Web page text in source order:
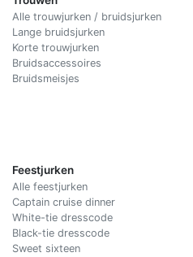
Alle trouwjurken / bruidsjurken
Lange bruidsjurken
Korte trouwjurken
Bruidsaccessoires
Bruidsmeisjes
Feestjurken
Alle feestjurken
Captain cruise dinner
White-tie dresscode
Black-tie dresscode
Sweet sixteen